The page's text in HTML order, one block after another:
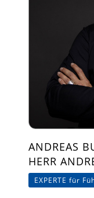
ANDREAS
HERR
EXPERTE für